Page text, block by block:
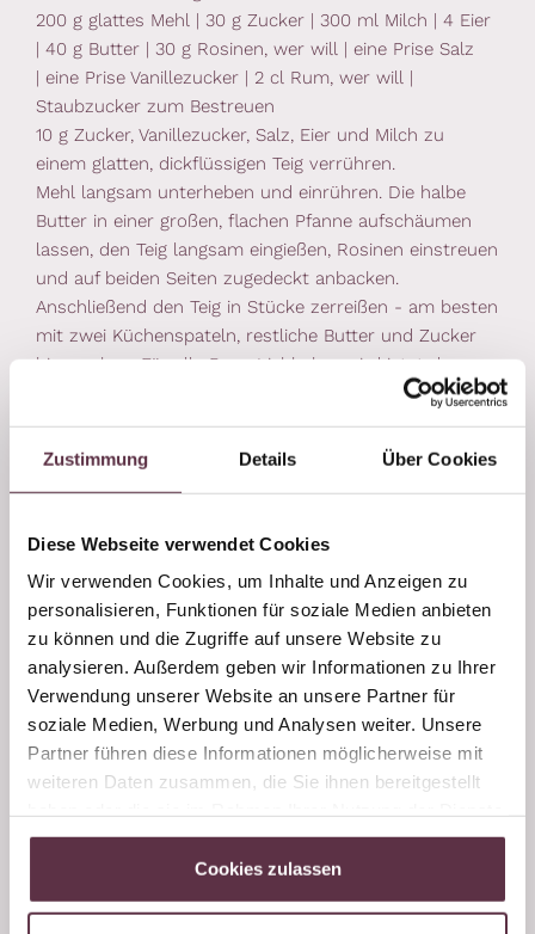
Zustimmung Details Über Cookies
Diese Webseite verwendet Cookies
Wir verwenden Cookies, um Inhalte und Anzeigen zu
personalisieren, Funktionen für soziale Medien anbieten
zu können und die Zugriffe auf unsere Website zu
analysieren. Außerdem geben wir Informationen zu Ihrer
Verwendung unserer Website an unsere Partner für
soziale Medien, Werbung und Analysen weiter. Unsere
Partner führen diese Informationen möglicherweise mit
weiteren Daten zusammen, die Sie ihnen bereitgestellt
gesammelt haben.
Cookies zulassen
200 g glattes Mehl | 30 g Zucker | 300 ml Milch | 4 Eier
| 40 g Butter | 30 g Rosinen, wer will | eine Prise Salz
| eine Prise Vanillezucker | 2 cl Rum, wer will |
Staubzucker zum Bestreuen
10 g Zucker, Vanillezucker, Salz, Eier und Milch zu
einem glatten, dickflüssigen Teig verrühren.
Mehl langsam unterheben und einrühren. Die halbe
Butter in einer großen, flachen Pfanne aufschäumen
lassen, den Teig langsam eingießen, Rosinen einstreuen
und auf beiden Seiten zugedeckt anbacken.
Anschließend den Teig in Stücke zerreißen - am besten
mit zwei Küchenspateln, restliche Butter und Zucker
hinzugeben. Für alle Rum-Liebhaber wird jetzt der
Schmarren flambiert, Rum in die heiße Pfanne gießen
und anzünden - BITTE VORSICHT!!!!
Zwetschkenröster passt hervorragend zum
Mit Staubzucker bestreuen, mit Obst garnieren - und
jetzt: Schmecken lassen!
Ich wünsche gutes Gelingen und freu mich auf dein
Feedback.
Dorfer Kuliarium
Verfügbarkeit ansehen